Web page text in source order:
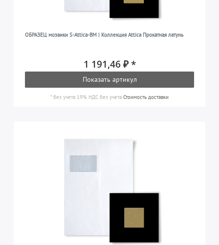
ОБРАЗЕЦ мозаики S-Attica-BM | Коллекция Attica Прокатная латунь
1 191,46 ₽ *
Показать артикул
*без учета 19% НДС без учета Стоимость доставки